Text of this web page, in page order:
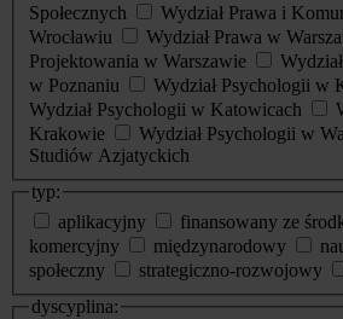
Społecznych
Wydział Prawa i
Wrocławiu
Wydział Prawa w
Projektowania w Warszawie
w Poznaniu
Wydział Psychologii w
Wydział Psychologii w Katowicach
Krakowie
Wydział Psychologii w
Studiów Azjatyckich
typ:
aplikacyjny
finansowany ze
komercyjny
międzynarodowy
społeczny
strategiczno-rozwojowy
dyscyplina: